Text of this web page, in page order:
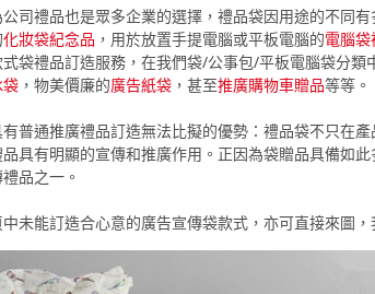
司禮品也是眾多企業的選擇，禮品袋因用途的不同
化妝袋紀念品 ，用於放置手提電腦或平板電腦的電腦袋
袋禮品訂造服務，在我們袋/公事包/平板電腦袋分
，物美價廉的廣告紙袋，甚至推廣購物車贈品等等。
普通推廣禮品訂造無法比擬的優勢：禮品袋不只在
具有明顯的宣傳和推廣作用。正因為袋贈品具備如
品之一。
未能訂造合心意的廣告宣傳袋款式，亦可直接來圖，